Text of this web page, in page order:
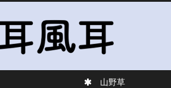
山野草